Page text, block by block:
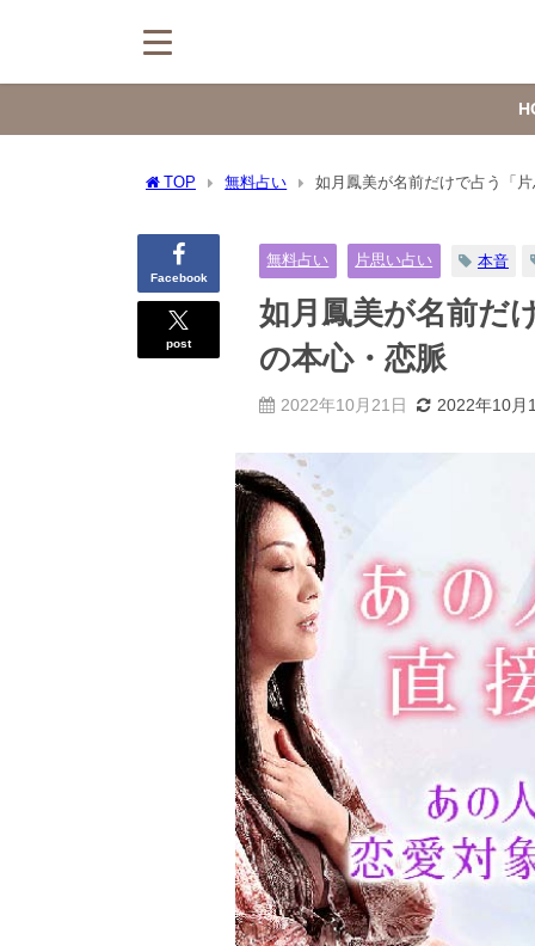
TOP 無料占い 如月鳳美が名前だけで占う「
Facebook
post
無料占い 片思い占い 本音
如月鳳美が名前だ
の本心・恋脈
2022年10月21日 2022年10月